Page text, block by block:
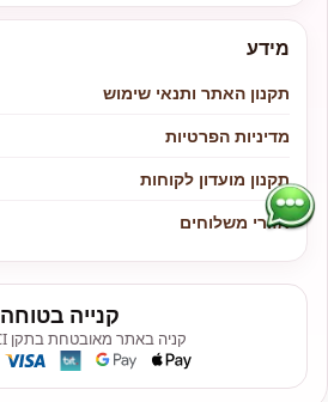
מידע
תקנון האתר ותנאי שימוש
מדיניות הפרטיות
תקנון מועדון לקוחות
אזורי משלוחים
קנייה בטוחה
קניה באתר מאובטחת בתקן PCI העולמי